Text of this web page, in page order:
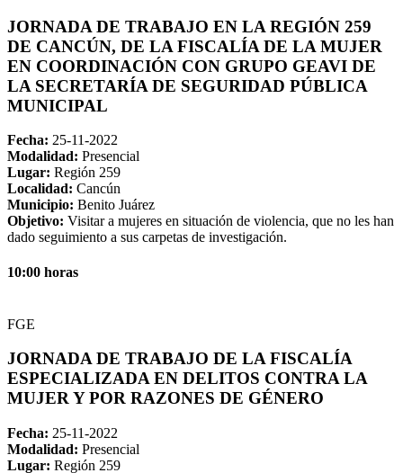
JORNADA DE TRABAJO EN LA REGIÓN 259
DE CANCÚN, DE LA FISCALÍA DE LA MUJER
EN COORDINACIÓN CON GRUPO GEAVI DE
LA SECRETARÍA DE SEGURIDAD PÚBLICA
MUNICIPAL
Fecha: 25-11-2022
Modalidad: Presencial
Lugar: Región 259
Localidad: Cancún
Municipio: Benito Juárez
Objetivo: Visitar a mujeres en situación de violencia, que no les han
dado seguimiento a sus carpetas de investigación.
10:00 horas
FGE
JORNADA DE TRABAJO DE LA FISCALÍA
ESPECIALIZADA EN DELITOS CONTRA LA
MUJER Y POR RAZONES DE GÉNERO
Fecha: 25-11-2022
Modalidad: Presencial
Lugar: Región 259